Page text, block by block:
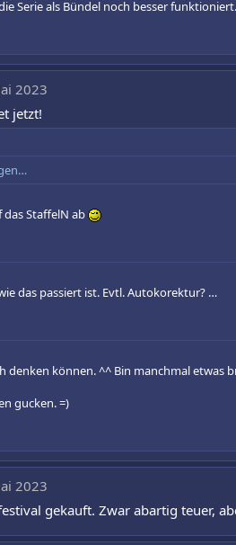
Serie als Bündel noch besser funktioniert.
2023
jetzt!
das StaffelN ab
das passiert ist. Evtl. Autokorektur? …
denken können. ^^ Bin manchmal etwas
gucken. =)
2023
gekauft. Zwar abartig teuer,